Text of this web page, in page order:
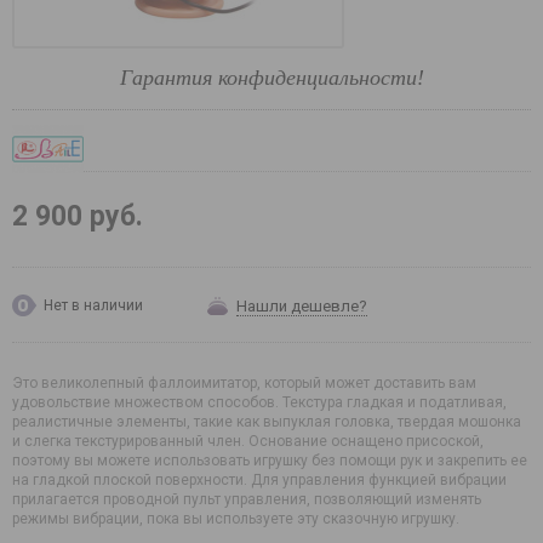
Гарантия конфиденциальности!
2 900 руб.
Нет в наличии Нашли дешевле?
Это великолепный фаллоимитатор, который может доставить вам
удовольствие множеством способов. Текстура гладкая и податливая,
реалистичные элементы, такие как выпуклая головка, твердая мошонка
и слегка текстурированный член. Основание оснащено присоской,
поэтому вы можете использовать игрушку без помощи рук и закрепить ее
на гладкой плоской поверхности. Для управления функцией вибрации
прилагается проводной пульт управления, позволяющий изменять
режимы вибрации, пока вы используете эту сказочную игрушку.